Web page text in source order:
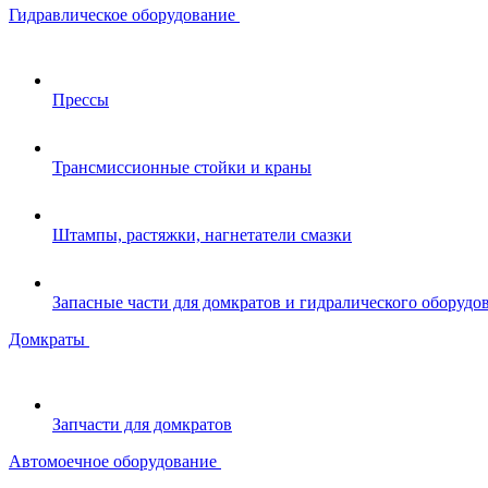
Гидравлическое оборудование
Прессы
Трансмиссионные стойки и краны
Штампы, растяжки, нагнетатели смазки
Запасные части для домкратов и гидралического
Домкраты
Запчасти для домкратов
Автомоечное оборудование